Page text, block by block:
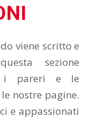
viene scritto e
sezione
i pareri e le
nostre pagine.
e appassionati